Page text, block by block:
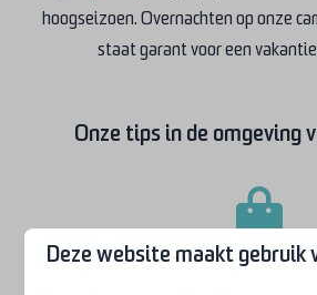
hoogseizoen. Overnachten op onze
staat garant voor een
Onze tips in de omgeving
Winkelen in het
Deze website maakt gebruik